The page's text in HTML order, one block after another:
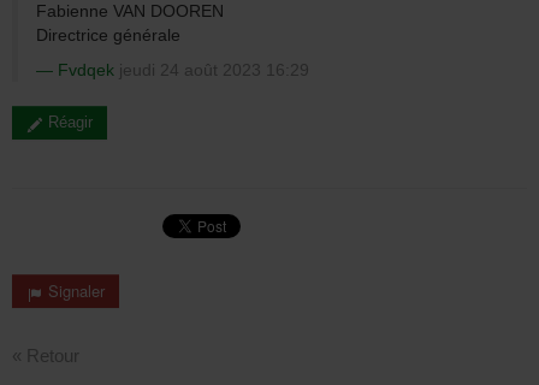
Fabienne VAN DOOREN
Directrice générale
Fvdqek jeudi 24 août 2023 16:29
Réagir
Signaler
« Retour